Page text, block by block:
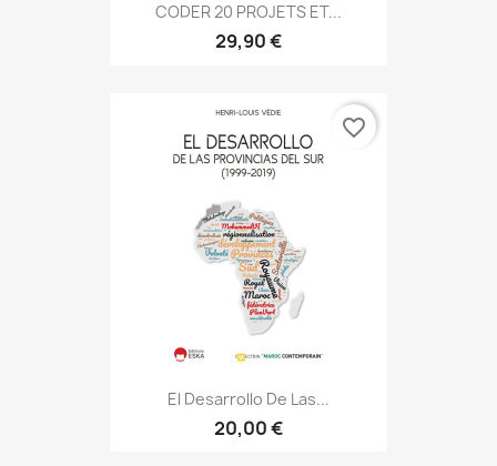
CODER 20 PROJETS ET...
29,90 €
El Desarrollo De Las...
20,00 €
favorite_border